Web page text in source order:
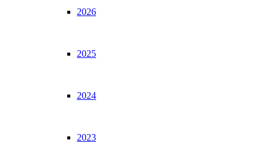
2026
2025
2024
2023